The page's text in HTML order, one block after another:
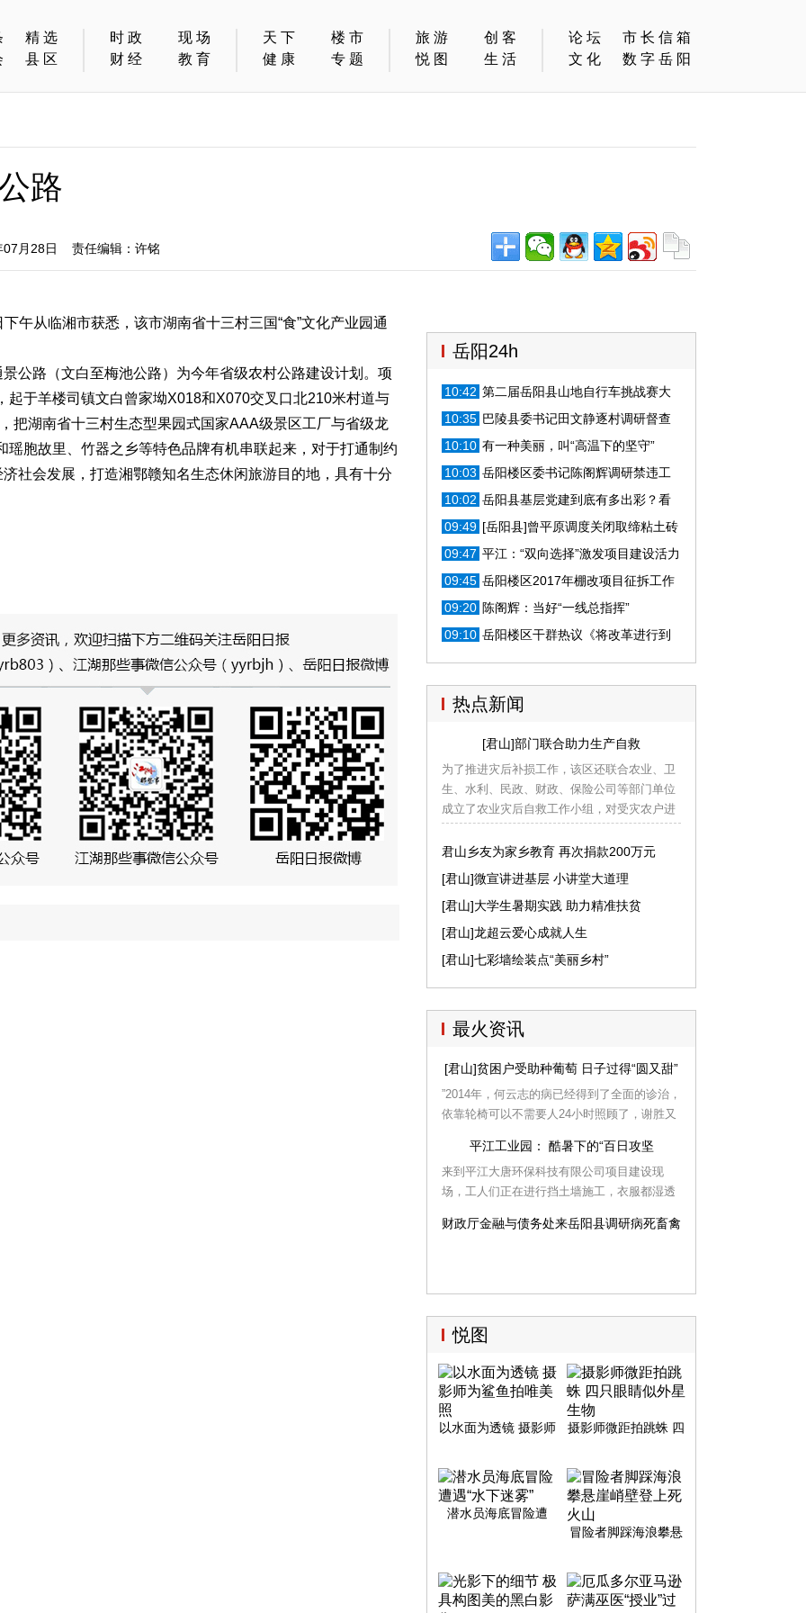
精选
县区
时政
现场
财经
教育
天下
楼市
健康
专题
旅游
创客
悦图
生活
论坛
市长信箱
文化
数字岳阳
路
月28日 责任编辑：许铭
午从临湘市获悉，该市湖南省十三村三国“食”文化产业园通
公路（文白至梅池公路）为今年省级农村公路建设计划。项
于羊楼司镇文白曾家坳X018和X070交叉口北210米村道与
把湖南省十三村生态型果园式国家AAA级景区工厂与省级龙
胞故里、竹器之乡等特色品牌有机串联起来，对于打通制约
社会发展，打造湘鄂赣知名生态休闲旅游目的地，具有十分
岳阳24h
10:42 第二届岳阳县山地自行车挑战赛大
幕将启
10:35 巴陵县委书记田文静逐村调研督查
扶贫工作
10:10 有一种美丽，叫“高温下的坚守”
10:03 岳阳楼区委书记陈阁辉调研禁违工
作和新区建设
10:02 岳阳县基层党建到底有多出彩？看
看他们
09:49 [岳阳县]曾平原调度关闭取缔粘土砖
厂工作
09:47 平江：“双向选择”激发项目建设活力
09:45 岳阳楼区2017年棚改项目征拆工作
业务培训会
09:20 陈阁辉：当好“一线总指挥”
09:10 岳阳楼区干群热议《将改革进行到
底》
热点新闻
[君山]部门联合助力生产自救
为了推进灾后补损工作，该区还联合农业、卫
生、水利、民政、财政、保险公司等部门单位
成立了农业灾后自救工作小组，对受灾农户进
农户，发放生产技术资料11000多份、农作物
南瓜和黄豆，王清理说，“多亏区里及时送来种
子和化肥，农技员也天天到田间指导，受灾的
田地全部进行了翻耕，预备改种一季晚稻，应
君山乡友为家乡教育 再次捐款200万元
[君山]微宣讲进基层 小讲堂大道理
[君山]大学生暑期实践 助力精准扶贫
[君山]龙超云爱心成就人生
[君山]七彩墙绘装点“美丽乡村”
最火资讯
[君山]贫困户受助种葡萄 日子过得“圆又甜”
”2014年，何云志的病已经得到了全面的诊治，
依靠轮椅可以不需要人24小时照顾了，谢胜又
经成为该街道增收致富的主打产业。”说干就
干，2015年，何云志在镇村扶贫办和合作社技
术人员的帮助下，在自家的3亩多地上建起了6
年是收果的第一年。
平江工业园： 酷暑下的“百日攻坚
来到平江大唐环保科技有限公司项目建设现
场，工人们正在进行挡土墙施工，衣服都湿透
坚”这场硬仗，实现“三个一批”工作目标，平江
程、规划等科室干部更是在地表温度逼近50℃
坡等户外作业。施工现场王颖奇摄岳阳日报全
温，酷热难耐，但平江工业园各个项目建设工
地上依然是一派繁忙的景象，挖机声隆隆不绝
于耳，项目建设者们挥汗如雨，各项工程都在
有条不紊地向前推进。
财政厅金融与债务处来岳阳县调研病死畜禽无害化处理工作
悦图
以水面为透镜 摄影师
摄影师微距拍跳蛛 四
潜水员海底冒险遭
冒险者脚踩海浪攀悬